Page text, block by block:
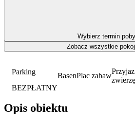
Parking
BEZPŁATNY
BasenPlac zabaw
Opis obiektu
Wybierz termin
Zobacz wszystkie